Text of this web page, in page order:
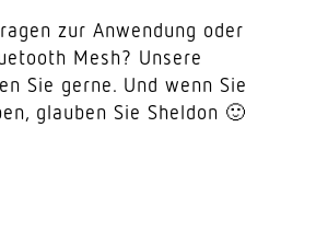
zur Anwendung oder
Mesh? Unsere
Sie gerne. Und wenn Sie
glauben Sie Sheldon 🙂